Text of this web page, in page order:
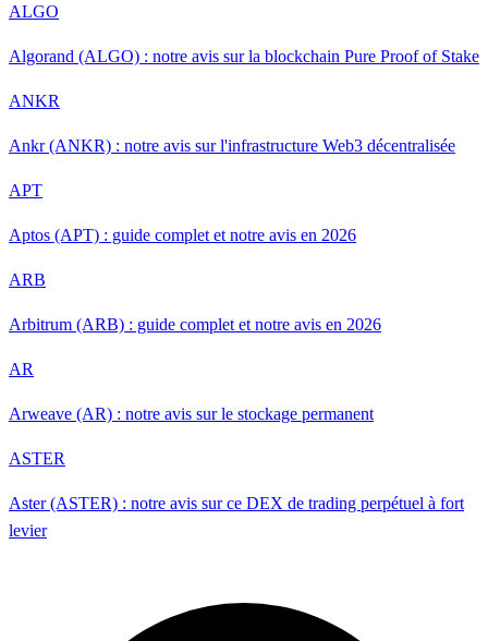
ALGO
Algorand (ALGO) : notre avis sur la blockchain Pure Proof of Stake
ANKR
Ankr (ANKR) : notre avis sur l'infrastructure Web3 décentralisée
APT
Aptos (APT) : guide complet et notre avis en 2026
ARB
Arbitrum (ARB) : guide complet et notre avis en 2026
AR
Arweave (AR) : notre avis sur le stockage permanent
ASTER
Aster (ASTER) : notre avis sur ce DEX de trading perpétuel à fort
levier